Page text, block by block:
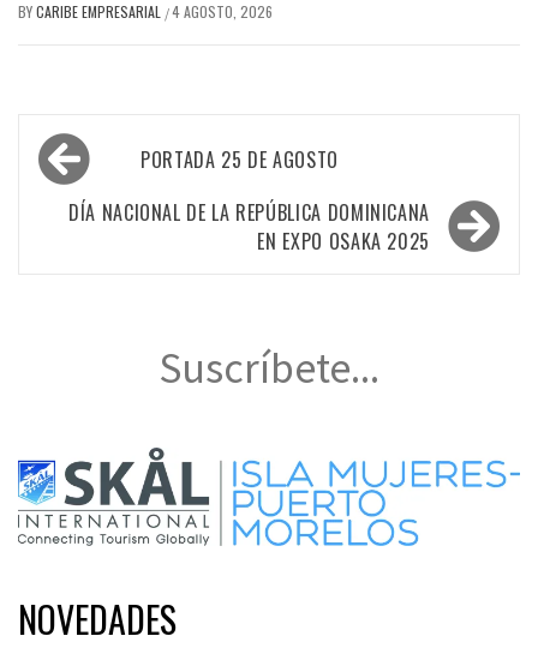
BYCARIBE EMPRESARIAL /4 AGOSTO, 2026
Navegación
de
entradas
PORTADA 25 DE AGOSTO
DÍA NACIONAL DE LA REPÚBLICA DOMINICANA
EN EXPO OSAKA 2025
Suscríbete...
NOVEDADES